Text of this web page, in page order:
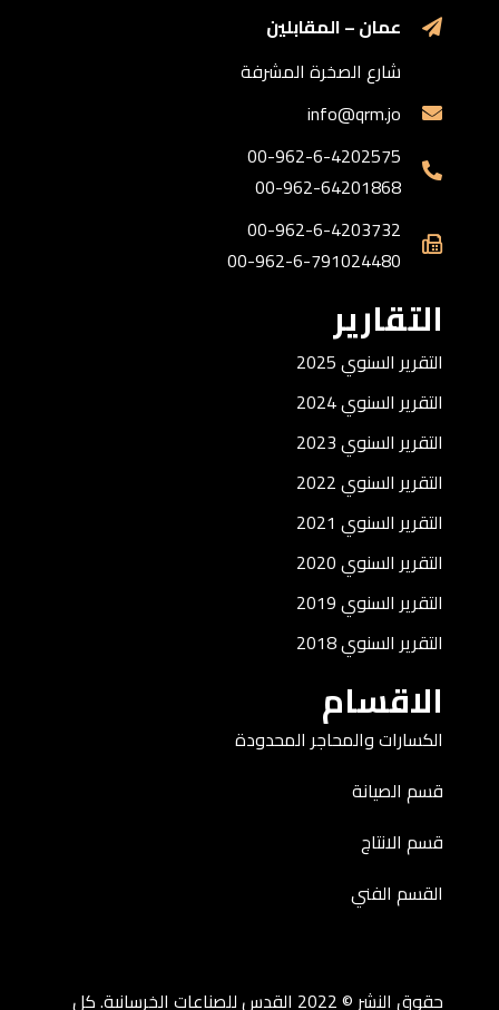
عمان – المقابلين
شارع الصخرة المشرفة
info@qrm.jo
00-962-6-4202575
00-962-64201868
00-962-6-4203732
00-962-6-791024480
التقارير
التقرير السنوي 2025
التقرير السنوي 2024
التقرير السنوي 2023
التقرير السنوي 2022
التقرير السنوي 2021
التقرير السنوي 2020
التقرير السنوي 2019
التقرير السنوي 2018
الاقسام
الكسارات والمحاجر المحدودة
قسم الصيانة
قسم الانتاج
القسم الفني
حقوق النشر © 2022 القدس للصناعات الخرسانية. كل